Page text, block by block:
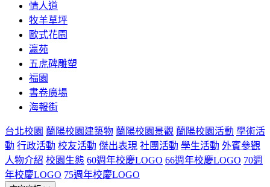
情人道
牧羊草坪
歐式花園
瀛苑
五虎碑雕塑
福園
書卷廣場
海報街
台北校園 蘭陽校園建築物 蘭陽校園景觀 蘭陽校園活動 學術活
動 行政活動 校友活動 傑出表現 社團活動 學生活動 外賓參觀
人物介紹 校園生態 60週年校慶LOGO 66週年校慶LOGO 70週
年校慶LOGO 75週年校慶LOGO